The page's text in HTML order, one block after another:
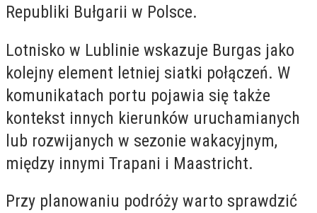
Republiki Bułgarii w Polsce.
Lotnisko w Lublinie wskazuje Burgas jako
kolejny element letniej siatki połączeń. W
komunikatach portu pojawia się także
kontekst innych kierunków uruchamianych
lub rozwijanych w sezonie wakacyjnym,
między innymi Trapani i Maastricht.
Przy planowaniu podróży warto sprawdzić